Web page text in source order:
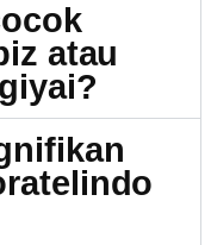
atau